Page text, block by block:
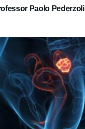
Paolo Pederzoli